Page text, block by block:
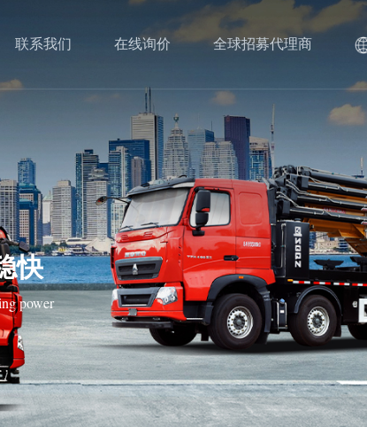
联系我们 在线询价 全球招募代理商
快
power